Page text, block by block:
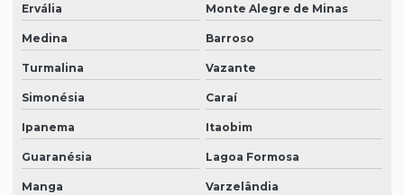
Ervália Monte Alegre de Minas
Medina Barroso
Turmalina Vazante
Simonésia Caraí
Ipanema Itaobim
Guaranésia Lagoa Formosa
Manga Varzelândia